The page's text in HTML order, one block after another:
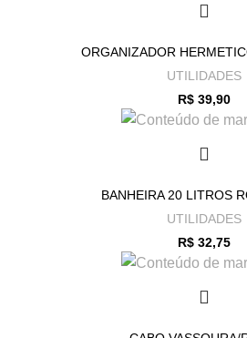
ORGANIZADOR
UTILIDADES
R$ 39,90
BANHEIRA 20 LITROS
UTILIDADES
R$ 32,75